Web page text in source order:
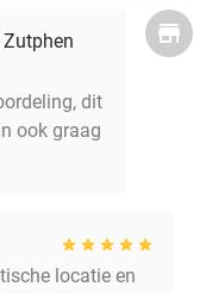
Zutphen
dit
ook graag
locatie en